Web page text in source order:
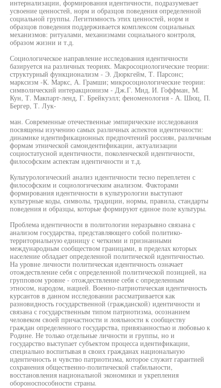
интернализации, формирования идентичности, подразумевает
усвоение ценностей, норм и образцов поведения определенной
социальной группы. Легитимность этих ценностей, норм и
образцов поведения поддерживается комплексом социальных
механизмов: ритуалами, механизмами социального контроля,
образом жизни и т.д.
Социологическое направление исследования идентичности
базируется на различных теориях. Макросоциологические теории:
структурный функционализм - Э. Дюркгейм, Т. Парсонс;
марксизм -К. Маркс, А. Грамши; микросоциологические теории:
символический интеракционизм - Дж.Г. Мид, И. Гоффман, М.
Кун, Т. Макпарт-ленд, Г. Брейкуэлл; феноменология - А. Шюц, П.
Бергер, Т. Лук-
ман. Современные отечественные эмпирические исследования
посвящены изучению самых различных аспектов идентичности:
динамике идентификационных предпочтений россиян, различным
формам этнической самоидентификации, актуализации
социостатусной идентичности, поколенческой идентичности,
философским аспектам идентичности и т.д.
Культурологический анализ идентичности тесно переплетен с
философским и социологическим анализом. Факторами
формирования идентичности в культурологии выступают
культурные коды, символы, традиции, нормы, правила, стандарты
поведения и образцы, которые формируют единое поле культуры.
Проблема идентичности в политологии неразрывно связана с
анализом государства, представляющего собой политико-
территориальную единицу с четкими и признанными
международным сообществом границами, в пределах которых
население обладает определенной политической идентичностью.
На уровне личности политическая идентичность означает
отождествление себя с определенной политической позицией, на
групповом уровне - отождествление себя с определенным
этносом, народом, нацией. Военно-патриотическая идентичность
курсантов в данном исследовании рассматривается как
разновидность государственной (гражданской) идентичности и
связана с государственным типом патриотизма, осознанием
человеком своей причастности и лояльности к сообществу
граждан определенного государства, привязанностью и любовью к
Родине. Не только отдельные личности и группы, но и
государство выступает субъектом процесса идентификации,
специально воспитывая в своих гражданах национальную
идентичность и чувство патриотизма, которое служит гарантией
сохранения общественно-политической стабильности,
восстановления национальной экономики и укрепления
обороноспособности страны.